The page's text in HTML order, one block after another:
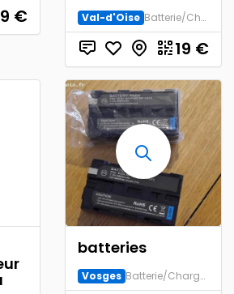
€ Val-d'Oise Batterie/Chargeur
19 €
batteries
Vosges Batterie/Chargeur